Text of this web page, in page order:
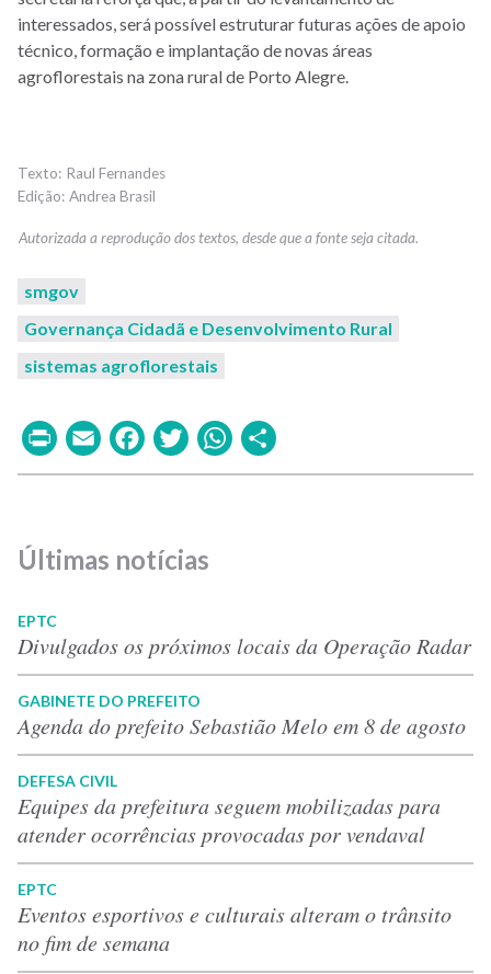
interessados, será possível estruturar futuras ações de apoio
técnico, formação e implantação de novas áreas
agroflorestais na zona rural de Porto Alegre.
Raul Fernandes
Andrea Brasil
smgov
Governança Cidadã e Desenvolvimento Rural
sistemas agroflorestais
PrintEmailFacebook
TwitterWhatsApp
Últimas notícias
EPTC
Divulgados os próximos locais da Operação Radar
GABINETE DO PREFEITO
Agenda do prefeito Sebastião Melo em 8 de agosto
DEFESA CIVIL
Equipes da prefeitura seguem mobilizadas para
atender ocorrências provocadas por vendaval
EPTC
Eventos esportivos e culturais alteram o trânsito
no fim de semana